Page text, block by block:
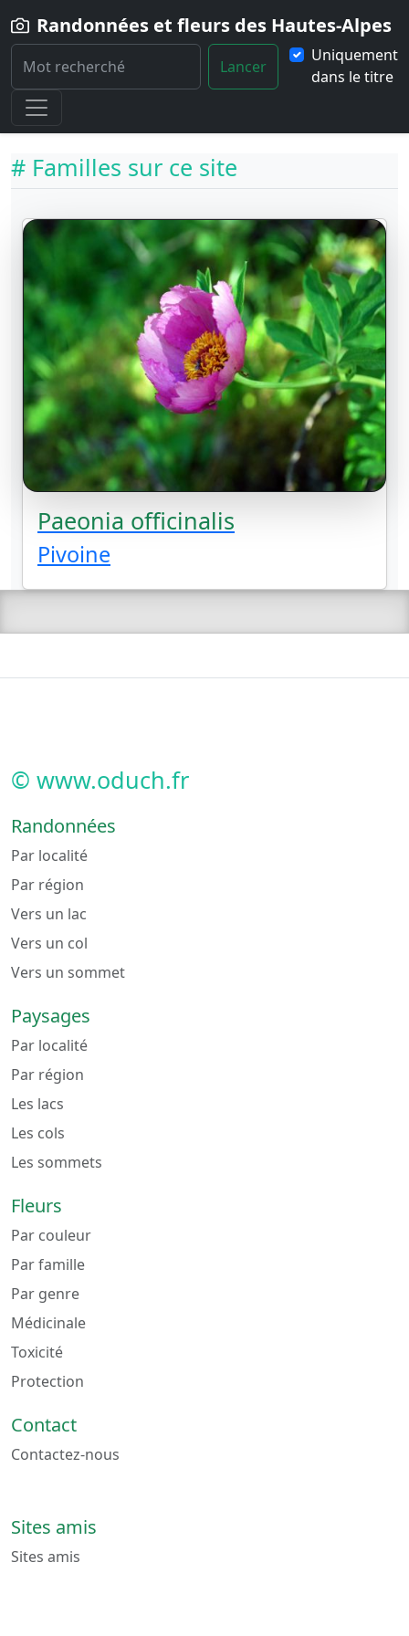
Randonnées et fleurs des Hautes-Alpes
Lancer
Uniquement
dans le titre
Home
Fleurs Familles
# Familles sur ce site
Paeonia officinalis
Pivoine
© www.oduch.fr
Randonnées
Par localité
Par région
Vers un lac
Vers un col
Vers un sommet
Paysages
Par localité
Par région
Les lacs
Les cols
Les sommets
Fleurs
Par couleur
Par famille
Par genre
Médicinale
Toxicité
Protection
Contact
Contactez-nous
Sites amis
Sites amis